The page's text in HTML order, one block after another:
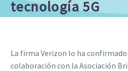
tecnología 5G
La firma Verizon lo ha
colaboración con la Asociación